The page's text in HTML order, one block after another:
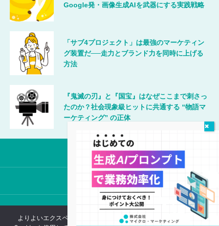
Google発・画像生成AIを武器にする実践戦略
「サブ4プロジェクト」は最強のマーケティン
グ装置だ──走力とブランド力を同時に上げる
方法
『鬼滅の刃』と『国宝』はなぜここまで刺さっ
たのか？社会現象級ヒットに共通する “物語マ
ーケティング” の正体
唯一無二のマーケティング
©2024 MicroMarketing Inc.
よりよいエクスペリエンスを提供するため、当ウェブサイトでは